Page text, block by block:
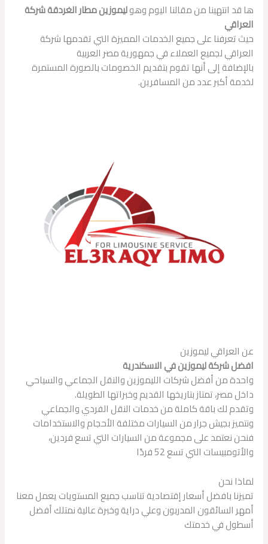
ها قد انتهينا من مقالنا اليوم وهوليموزين مطار الغردقة شركة
العراقي
حيث تعرفنا على جميع الخدمات المميزة التي تقدمها شركة
العراقي لجميع العملاء في جمهورية مصر العربية
بالإضافة إلى أنها تقوم بتقديم الخصومات بالصورة المستمرة
لخدمة أكبر عدد من المسافرين.
عن العراقي ليموزين
افضل شركة ليموزين في الاسكندرية
واحدة من أفضل شركات الليموزين والنقل الجماعي والسياحي
داخل مصر، تمتاز بتاريخها القديم وخبراتها الطويلة.
وتقدم لك باقة كاملة من خدمات النقل الفردي والجماعي
ونتميز بجيش جرار من السيارات مختلفة الأحجام والاستخدامات
فنحن نعتمد على مجموعة من السيارات التي تسع فردين،
والأتومبيسات التي تسع 52 فردًا
لماذا نحن
تميزنا بافضل أسعار إقتصادية تناسب جميع المستويات يعمل معنا
أمهر السائقون المدربون وعلي دراية وخبرة عالية نمتلك أفضل
أسطول في خدمتك